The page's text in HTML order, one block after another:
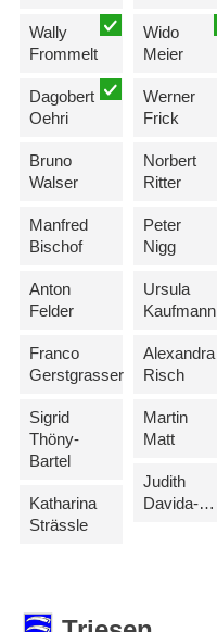
Wally
Frommelt
Dagobert
Oehri
Bruno
Walser
Manfred
Bischof
Anton
Felder
Franco
Gerstgrasser
Sigrid
Thöny-
Bartel
Katharina
Strässle
Wido
Meier
Werner
Frick
Norbert
Ritter
Peter
Nigg
Ursula
Kaufmann
Alexandra
Risch
Martin
Matt
Judith
Davida-Morscher